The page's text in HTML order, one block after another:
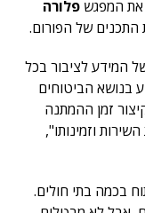
את המפגש פלורה
התכנים של הפורום.
המידע לציבור בכל
בנושא הביטוחים
זמן ההמתנה
וזמינותו",
בכמה בתי חולים.